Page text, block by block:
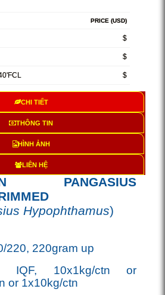
PRICE (USD)
$
$
$
CHI TIẾT
THÔNG TIN
HÌNH ẢNH
LIÊN HỆ
PANGASIUS
Hypophthamus)
220, 220gram up
IQF, 10x1kg/ctn or
or 1x10kg/ctn